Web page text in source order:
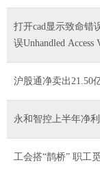
打开cad显示致命错
误Unhandled Access
沪股通净卖出21.50
永和智控上半年净
工会搭“鹊桥